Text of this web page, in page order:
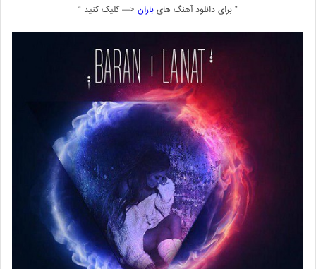
” برای دانلود آهنگ هایباران <— کلیک کنید “